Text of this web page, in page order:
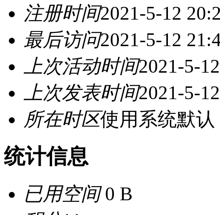
注册时间2021-5-12
最后访问2021-5-12
上次活动时间2021-5-
上次发表时间2021-5-
所在时区使用系统默认
统计信息
已用空间0 B